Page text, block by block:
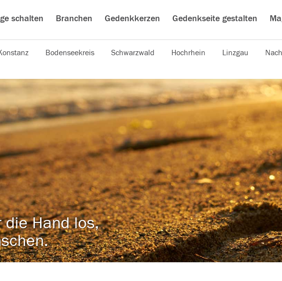
schalten Branchen Gedenkkerzen Gedenkseite gestalten
Bodenseekreis Schwarzwald Hochrhein Linzgau
die Hand los,